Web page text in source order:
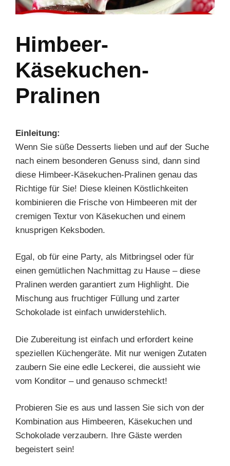
Himbeer-
Käsekuchen-
Pralinen
Einleitung:
Wenn Sie süße Desserts lieben und auf der Suche
nach einem besonderen Genuss sind, dann sind
diese Himbeer-Käsekuchen-Pralinen genau das
Richtige für Sie! Diese kleinen Köstlichkeiten
kombinieren die Frische von Himbeeren mit der
cremigen Textur von Käsekuchen und einem
knusprigen Keksboden.
Egal, ob für eine Party, als Mitbringsel oder für
einen gemütlichen Nachmittag zu Hause – diese
Pralinen werden garantiert zum Highlight. Die
Mischung aus fruchtiger Füllung und zarter
Schokolade ist einfach unwiderstehlich.
Die Zubereitung ist einfach und erfordert keine
speziellen Küchengeräte. Mit nur wenigen Zutaten
zaubern Sie eine edle Leckerei, die aussieht wie
vom Konditor – und genauso schmeckt!
Probieren Sie es aus und lassen Sie sich von der
Kombination aus Himbeeren, Käsekuchen und
Schokolade verzaubern. Ihre Gäste werden
begeistert sein!